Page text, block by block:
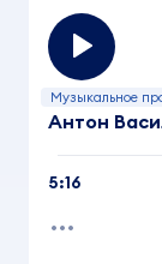
Музыкальное
Антон
5:16